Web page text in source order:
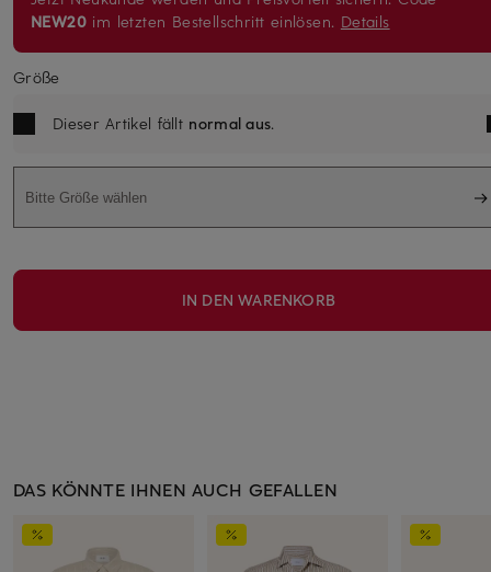
NEW20 im letzten Bestellschritt einlösen. Details
Größe
Dieser Artikel fällt normal aus.
Bitte Größe wählen
IN DEN WARENKORB
DAS KÖNNTE IHNEN AUCH GEFALLEN